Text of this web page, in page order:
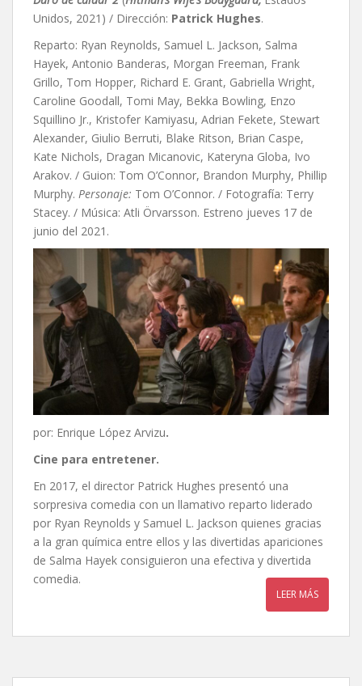
Unidos, 2021) / Dirección: Patrick Hughes.
Reparto: Ryan Reynolds, Samuel L. Jackson, Salma
Hayek, Antonio Banderas, Morgan Freeman, Frank
Grillo, Tom Hopper, Richard E. Grant, Gabriella Wright,
Caroline Goodall, Tomi May, Bekka Bowling, Enzo
Squillino Jr., Kristofer Kamiyasu, Adrian Fekete, Stewart
Alexander, Giulio Berruti, Blake Ritson, Brian Caspe,
Kate Nichols, Dragan Micanovic, Kateryna Globa, Ivo
Arakov. / Guion: Tom O’Connor, Brandon Murphy, Phillip
Murphy. Personaje: Tom O’Connor. / Fotografía: Terry
Stacey. / Música: Atli Örvarsson. Estreno jueves 17 de
junio del 2021.
por: Enrique López Arvizu.
Cine para entretener.
En 2017, el director Patrick Hughes presentó una
sorpresiva comedia con un llamativo reparto liderado
por Ryan Reynolds y Samuel L. Jackson quienes gracias
a la gran química entre ellos y las divertidas apariciones
de Salma Hayek consiguieron una efectiva y divertida
comedia.
LEER MÁS